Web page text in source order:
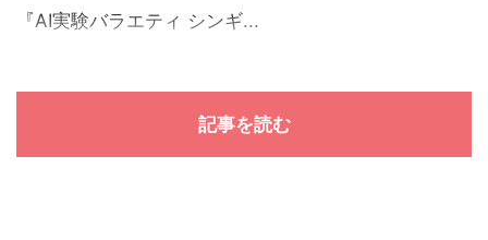
『AI実験バラエティ シンギ...
記事を読む